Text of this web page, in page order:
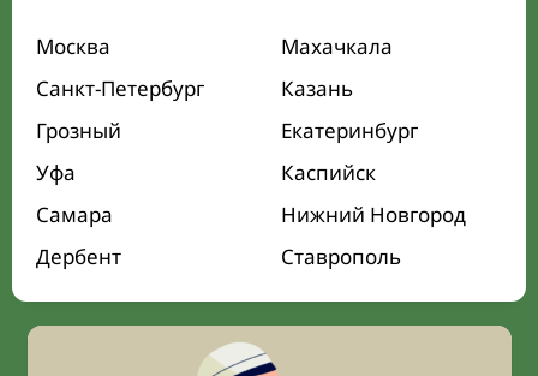
Москва
Махачкала
Санкт-Петербург
Казань
Грозный
Екатеринбург
Уфа
Каспийск
Самара
Нижний Новгород
Дербент
Ставрополь